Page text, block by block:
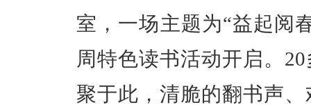
室，一场主题为“益起阅
周特色读书活动开启。
聚于此，清脆的翻书声